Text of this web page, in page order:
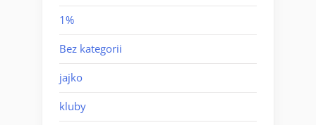
1%
Bez kategorii
jajko
kluby